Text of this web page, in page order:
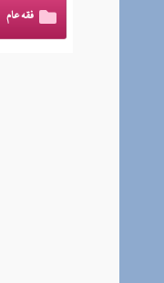
فقه عام